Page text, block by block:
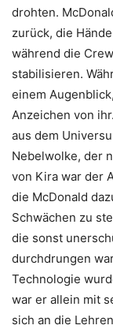
drohten.
zurück, die
während die
stabilisieren.
einem
Anzeichen von
aus dem
Nebelwolke, der
von Kira war der
die McDonald
Schwächen zu
die sonst
durchdrungen
Technologie
war er allein mit
sich an die